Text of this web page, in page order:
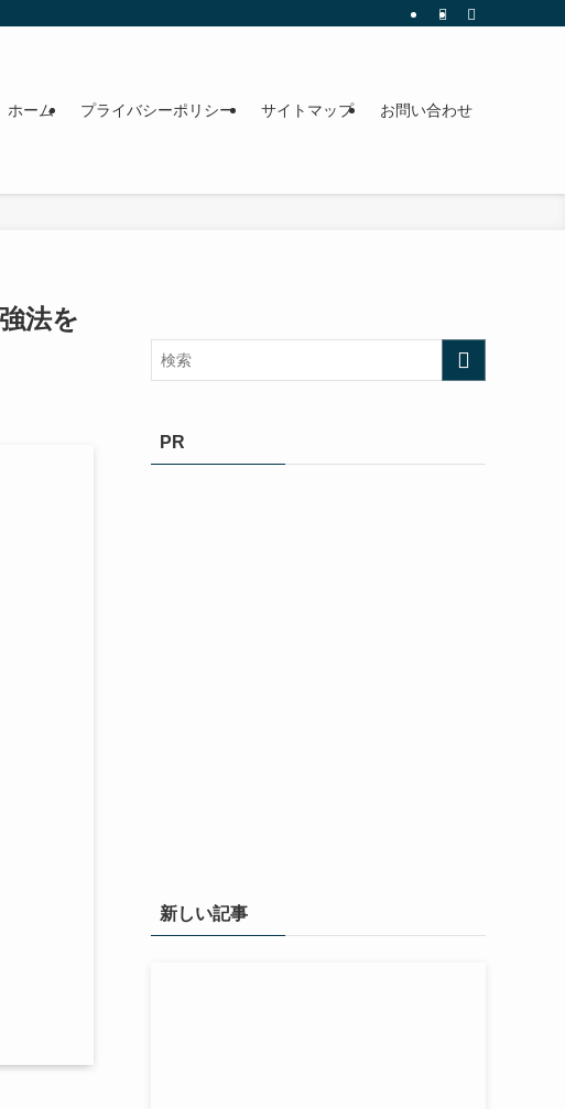
ホーム プライバシーポリシー サイトマップ お問い合わせ
法を
PR
新しい記事